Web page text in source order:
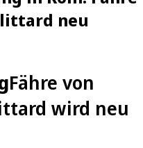
neu
Fähre von
wird neu